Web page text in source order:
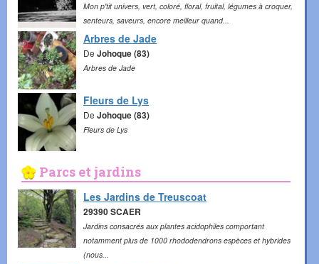
Mon p'tit univers, vert, coloré, floral, fruital, légumes à croquer,
senteurs, saveurs, encore meilleur quand...
Arbres de Jade
De Johoque (83)
Arbres de Jade
Fleurs de Lys
De Johoque (83)
Fleurs de Lys
Parcs et jardins
Les Jardins de Treuscoat
29390 SCAER
Jardins consacrés aux plantes acidophiles comportant
notamment plus de 1000 rhododendrons espèces et hybrides
(nous...